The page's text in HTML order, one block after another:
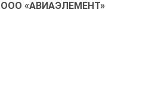
ООО «АВИАЭЛЕМЕНТ»